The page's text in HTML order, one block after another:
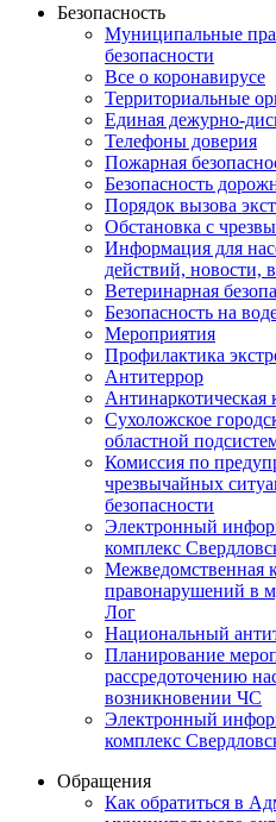
Безопасность
Муниципальные
безопасности
Все о коронавирусе
Территориальные
Единая дежурно-
Телефоны доверия
Пожарная
Безопасность
Порядок вызова
Обстановка с
Информация для
действий, новости,
Ветеринарная
Безопасность на
Мероприятия
Профилактика
Антитеррор
Антинаркотическая
Сухоложское
областной
Комиссия по
чрезвычайных
безопасности
Электронный
комплекс
Межведомственная
правонарушений в
Лог
Национальный
Планирование
рассредоточению
возникновении ЧС
Электронный
комплекс
Обращения
Как обратиться в